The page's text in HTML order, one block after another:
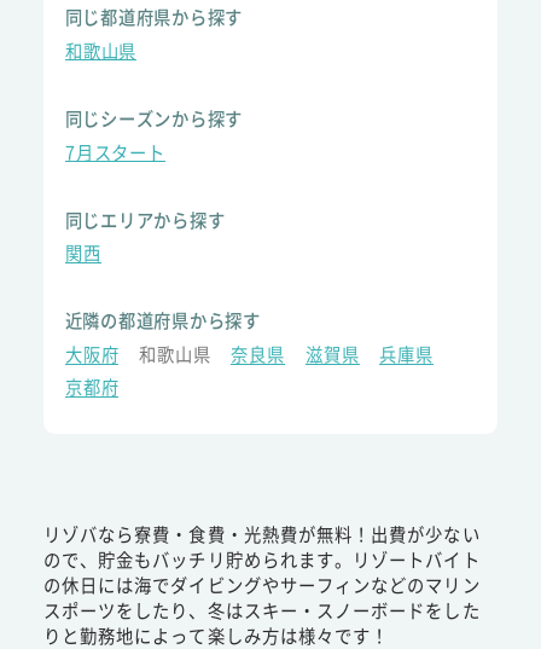
同じ都道府県から探す
和歌山県
同じシーズンから探す
7月スタート
同じエリアから探す
関西
近隣の都道府県から探す
大阪府
和歌山県 奈良県 滋賀県
兵庫県
京都府
リゾバなら寮費・食費・光熱費が無料！出費が少ない
ので、貯金もバッチリ貯められます。リゾートバイト
の休日には海でダイビングやサーフィンなどのマリン
スポーツをしたり、冬はスキー・スノーボードをした
りと勤務地によって楽しみ方は様々です！